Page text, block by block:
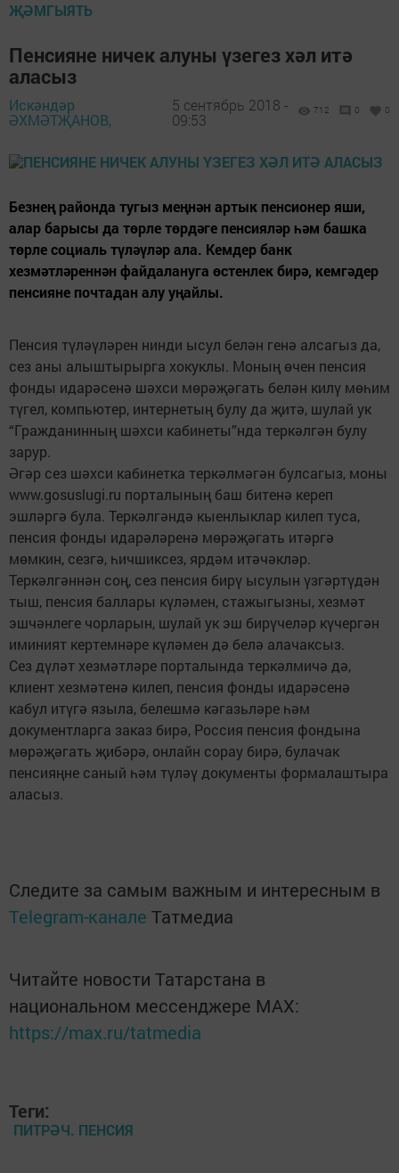
ҖӘМГЫЯТЬ
Пенсияне ничек алуны үзегез хәл итә
аласыз
Искәндәр
ӘХМӘТҖАНОВ,
5 сентябрь 2018 -
09:53
712 0 0
Безнең районда тугыз меңнән артык пенсионер яши,
алар барысы да төрле төрдәге пенсияләр һәм башка
төрле социаль түләүләр ала. Кемдер банк
хезмәтләреннән файдалануга өстенлек бирә, кемгәдер
пенсияне почтадан алу уңайлы.
Пенсия түләүләрен нинди ысул белән генә алсагыз да,
сез аны алыштырырга хокуклы. Моның өчен пенсия
фонды идарәсенә шәхси мөрәҗәгать белән килү мөһим
түгел, компьютер, интернетың булу да җитә, шулай ук
“Гражданинның шәхси кабинеты”нда теркәлгән булу
зарур.
Әгәр сез шәхси кабинетка теркәлмәгән булсагыз, моны
www.gosuslugi.ru порталының баш битенә кереп
эшләргә була. Теркәлгәндә кыенлыклар килеп туса,
пенсия фонды идарәләренә мөрәҗәгать итәргә
мөмкин, сезгә, һичшиксез, ярдәм итәчәкләр.
Теркәлгәннән соң, сез пенсия бирү ысулын үзгәртүдән
тыш, пенсия баллары күләмен, стажыгызны, хезмәт
эшчәнлеге чорларын, шулай ук эш бирүчеләр күчергән
иминият кертемнәре күләмен дә белә алачаксыз.
Сез дүләт хезмәтләре порталында теркәлмичә дә,
клиент хезмәтенә килеп, пенсия фонды идарәсенә
кабул итүгә языла, белешмә кәгазьләре һәм
документларга заказ бирә, Россия пенсия фондына
мөрәҗәгать җибәрә, онлайн сорау бирә, булачак
пенсияңне саный һәм түләү документы формалаштыра
аласыз.
Следите за самым важным и интересным в
Telegram-канале Татмедиа
Читайте новости Татарстана в
национальном мессенджере MАХ:
https://max.ru/tatmedia
Теги:
ПИТРӘЧ. ПЕНСИЯ